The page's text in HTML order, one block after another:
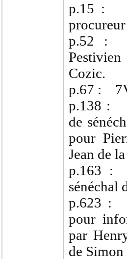
p.15 :
p.52 :
Cozic.
p.67 :
p.138 :
de
pour
Jean de
p.163 :
sénéchal
p.623 :
pour
par
de